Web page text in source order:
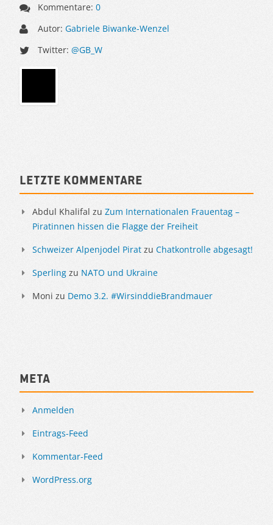
Kommentare:0
Autor:Gabriele Biwanke-Wenzel
Twitter:@GB_W
Sidebar
Letzte Kommentare
Abdul Khalifal zu Zum Internationalen Frauentag –
Piratinnen hissen die Flagge der Freiheit
Schweizer Alpenjodel Pirat zu Chatkontrolle abgesagt!
Sperling zu NATO und Ukraine
Moni zu Demo 3.2. #WirsinddieBrandmauer
Meta
Anmelden
Eintrags-Feed
Kommentar-Feed
WordPress.org